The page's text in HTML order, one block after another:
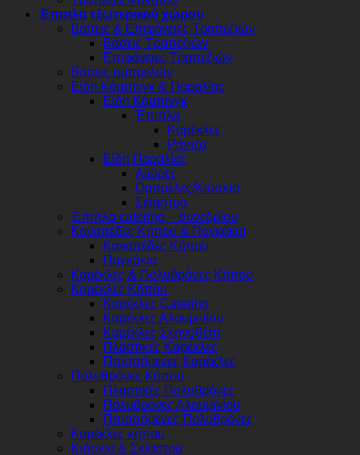
Έπιπλα εξωτερικού χώρου
Βάσεις & Επιφάνειες Τραπεζιών
Βάσεις Τραπεζιών
Επιφάνειες Τραπεζιών
Βάσεις ομπρελών
Είδη Κάμπινγκ & Παραλίας
Είδη Κάμπινγκ
Έπιπλα
Καρέκλες
Ράντζα
Είδη Παραλίας
Αιώρες
Ομπρέλες/Κιόσκια
Σκίαστρα
Έπιπλα catering – συνεδρίου
Καναπέδες Κήπου & Παγκάκια
Καναπέδες Κήπου
Παγκάκια
Καρέκλες & Πολυθρόνες Κήπου
Καρέκλες Κήπου
Καρέκλες Catering
Καρέκλες Αλουμινίου
Καρέκλες Σκηνοθέτη
Πλαστικές Καρέκλες
Πτυσσόμενες Καρέκλες
Πολυθρόνες Κήπου
Πλαστικές Πολυθρόνες
Πολυθρόνες Αλουμινίου
Πτυσσόμενες Πολυθρόνες
Καρέκλες κήπου
Κιόσκια & Σκίαστρα